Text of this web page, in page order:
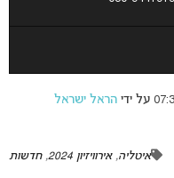
הראל ישראל
איטליה,אירוויזיון 2024 ,חדשות